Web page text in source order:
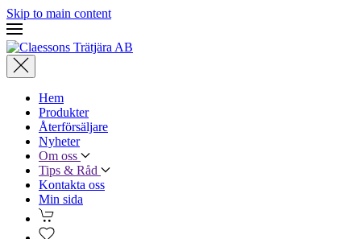
Skip to main content
Hem
Produkter
Återförsäljare
Nyheter
Om oss
Tips & Råd
Kontakta oss
Min sida